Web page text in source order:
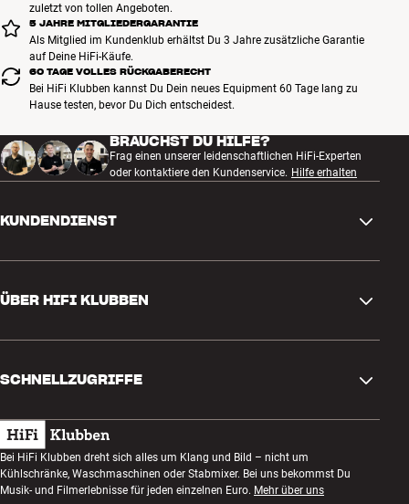
zuletzt von tollen Angeboten.
5 JAHRE MITGLIEDERGARANTIE
Als Mitglied im Kundenklub erhältst Du 3 Jahre zusätzliche Garantie
auf Deine HiFi-Käufe.
60 TAGE VOLLES RÜCKGABERECHT
Bei HiFi Klubben kannst Du Dein neues Equipment 60 Tage lang zu
Hause testen, bevor Du Dich entscheidest.
BRAUCHST DU HILFE?
Frag einen unserer leidenschaftlichen HiFi-Experten
oder kontaktiere den Kundenservice. Hilfe erhalten
KUNDENDIENST
Rückgabe und Reklamation
Bestellung widerrufen
AGB
Datenschutzerklärung
ÜBER HIFI KLUBBEN
Kundenklub
Abend zum Zuhören
Wettbewerbe
SCHNELLZUGRIFFE
Geschenkkarte
Bauen mit Klang
Bei HiFi Klubben dreht sich alles um Klang und Bild – nicht um
Kühlschränke, Waschmaschinen oder Stabmixer. Bei uns bekommst Du
Musik- und Filmerlebnisse für jeden einzelnen Euro. Mehr über uns